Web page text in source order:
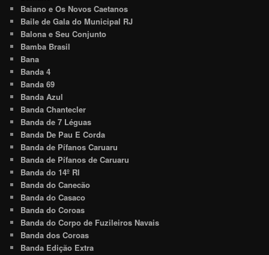
Baiano e Os Novos Caetanos
Baile de Gala do Municipal RJ
Balona e Seu Conjunto
Bamba Brasil
Bana
Banda 4
Banda 69
Banda Azul
Banda Chantecler
Banda de 7 Léguas
Banda De Pau E Corda
Banda de Pífanos Caruaru
Banda de Pífanos de Caruaru
Banda do 14º RI
Banda do Canecão
Banda do Casaco
Banda do Coroas
Banda do Corpo de Fuzileiros Navais
Banda dos Coroas
Banda Edição Extra